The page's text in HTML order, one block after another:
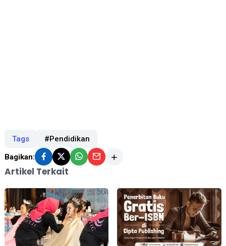
Tags #Pendidikan
Bagikan:
Artikel Terkait